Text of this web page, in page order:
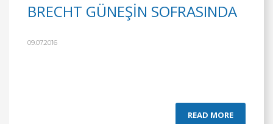
BRECHT GÜNEŞİN SOFRASINDA
09.07.2016
READ MORE